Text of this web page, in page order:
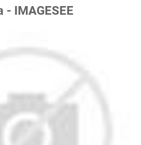
- IMAGESEE